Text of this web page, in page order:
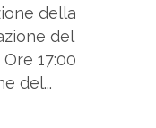
della
del
17:00
del...